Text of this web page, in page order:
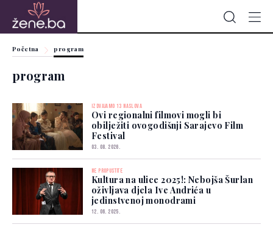
Početna program
program
IZDVAJAMO 13 NASLOVA
Ovi regionalni filmovi mogli bi
obilježiti ovogodišnji Sarajevo Film
Festival
03. 08. 2026.
NE PROPUSTITE
Kultura na ulice 2025!: Nebojša Šurlan
oživljava djela Ive Andrića u
jedinstvenoj monodrami
12. 06. 2025.